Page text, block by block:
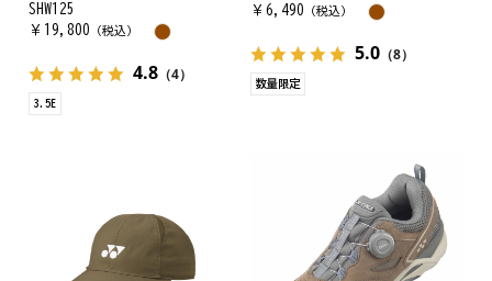
SHW125
￥ 19,800 （税込）
4.8 （4）
3.5E
￥ 6,490 （税込）
5.0（8）
数量限定